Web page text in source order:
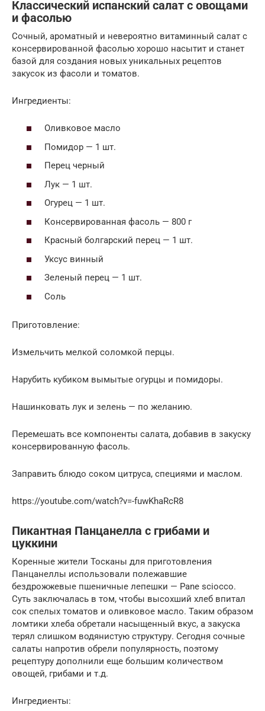
Классический испанский салат с овощами
и фасолью
Сочный, ароматный и невероятно витаминный салат с
консервированной фасолью хорошо насытит и станет
базой для создания новых уникальных рецептов
закусок из фасоли и томатов.
Ингредиенты:
Оливковое масло
Помидор — 1 шт.
Перец черный
Лук — 1 шт.
Огурец — 1 шт.
Консервированная фасоль — 800 г
Красный болгарский перец — 1 шт.
Уксус винный
Зеленый перец — 1 шт.
Соль
Приготовление:
Измельчить мелкой соломкой перцы.
Нарубить кубиком вымытые огурцы и помидоры.
Нашинковать лук и зелень — по желанию.
Перемешать все компоненты салата, добавив в закуску
консервированную фасоль.
Заправить блюдо соком цитруса, специями и маслом.
https://youtube.com/watch?v=-fuwKhaRcR8
Пикантная Панцанелла с грибами и
цуккини
Коренные жители Тосканы для приготовления
Панцанеллы использовали полежавшие
бездрожжевые пшеничные лепешки — Pane sciocco.
Суть заключалась в том, чтобы высохший хлеб впитал
сок спелых томатов и оливковое масло. Таким образом
ломтики хлеба обретали насыщенный вкус, а закуска
терял слишком водянистую структуру. Сегодня сочные
салаты напротив обрели популярность, поэтому
рецептуру дополнили еще большим количеством
овощей, грибами и т.д.
Ингредиенты: